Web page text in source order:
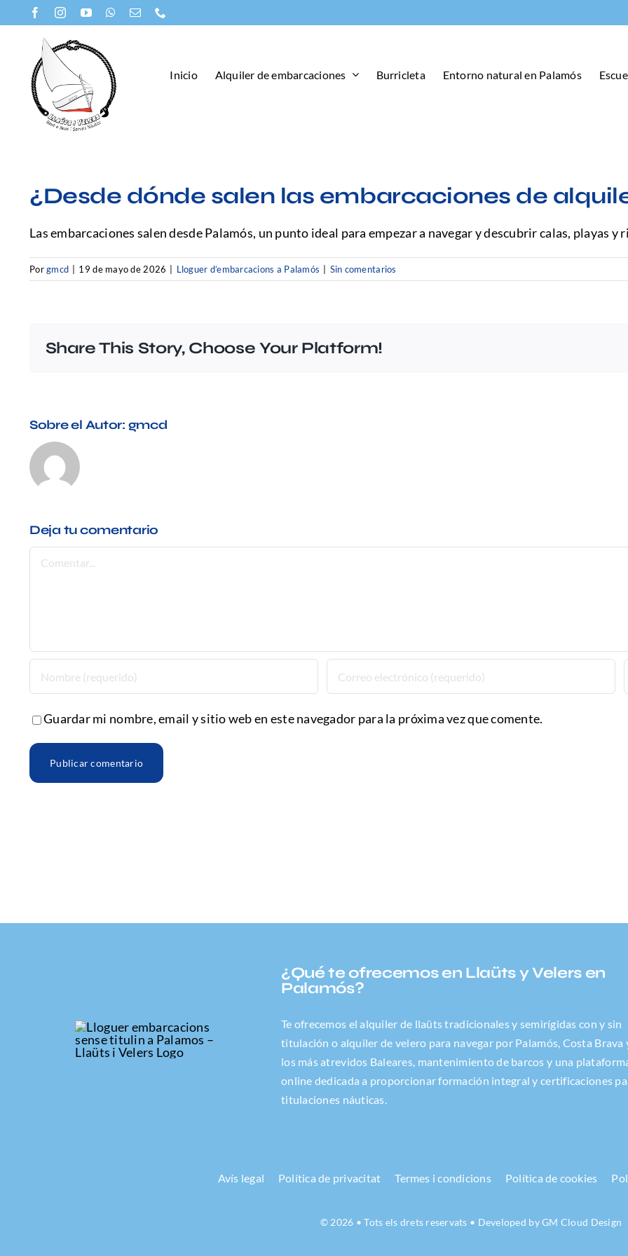
Saltar
contenido
Inicio Alquiler de embarcaciones Burricleta Entorno natural en Palamós
¿Desde dónde salen las embarcaciones de
Las embarcaciones salen desde Palamós, un punto ideal para empezar a navegar y descubrir calas, playas y
Porgmcd 19 de mayo de 2026 Lloguer d’embarcacions a Palamós Sin comentarios
Share This Story, Choose Your Platform!
Sobre el Autor: gmcd
Deja tu comentario
Comentar
Guardar mi nombre, email y sitio web en este navegador para la próxima vez que comente.
¿Qué te ofrecemos en Llaüts y Velers en
Palamós?
Te ofrecemos el alquiler de llaüts tradicionales y semirígidas con y sin
titulación o alquiler de velero para navegar por Palamós, Costa Brava
los más atrevidos Baleares, mantenimiento de barcos y una
online dedicada a proporcionar formación integral y certificaciones
titulaciones náuticas.
Avís legal Política de privacitat Termes i condicions Política de cookies
© 2026 • Tots els drets reservats • Developed byGM Cloud Design